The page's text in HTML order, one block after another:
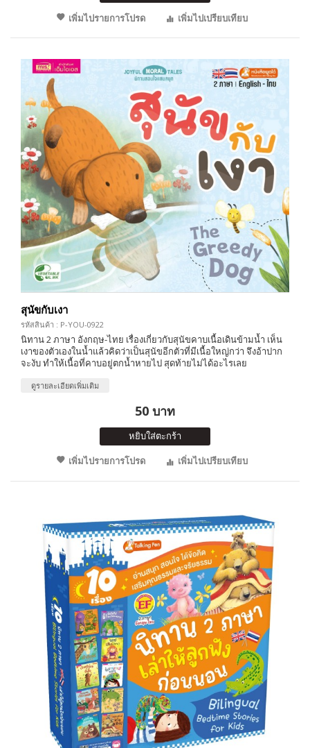
เพิ่มไปรายการโปรด
เพิ่มไปเปรียบเทียบ
สุนัขกับเงา
รหัสสินค้า : P-YOU-0922
นิทาน 2 ภาษา อังกฤษ-ไทย เรื่องเกี่ยวกับสุนัขคาบเนื้อเดินข้ามน้ำ เห็น
เงาของตัวเองในน้ำแล้วคิดว่าเป็นสุนัขอีกตัวที่มีเนื้อใหญ่กว่า จึงอ้าปาก
จะงับ ทำให้เนื้อที่คาบอยู่ตกน้ำหายไป สุดท้ายไม่ได้อะไรเลย
ดูรายละเอียดเพิ่มเติม
50 บาท
หยิบใส่ตะกร้า
เพิ่มไปรายการโปรด
เพิ่มไปเปรียบเทียบ